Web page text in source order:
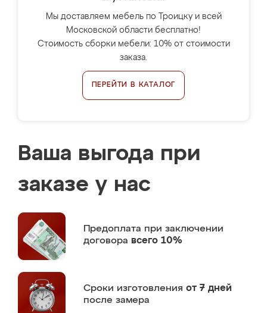
Мы доставляем мебель по Троицку и всей
Московской области бесплатно!
Стоимость сборки мебели: 10% от стоимости
заказа.
ПЕРЕЙТИ В КАТАЛОГ
Ваша выгода при
заказе у нас
Предоплата при заключении
договора всего 10%
Сроки изготовления от 7 дней
после замера